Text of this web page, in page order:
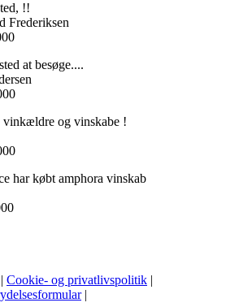
!!
Frederiksen
at besøge....
vinkældre og vinskabe !
har købt amphora vinskab
Cookie- og privatlivspolitik
|